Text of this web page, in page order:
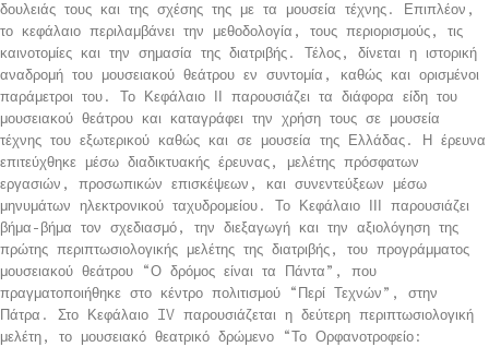
δουλειάς τους και της σχέσης της με τα μουσεία τέχνης. Επιπλέον,
το κεφάλαιο περιλαμβάνει την μεθοδολογία, τους περιορισμούς, τις
καινοτομίες και την σημασία της διατριβής. Τέλος, δίνεται η ιστορική
αναδρομή του μουσειακού θεάτρου εν συντομία, καθώς και ορισμένοι
παράμετροι του. Το Κεφάλαιο ΙΙ παρουσιάζει τα διάφορα είδη του
μουσειακού θεάτρου και καταγράφει την χρήση τους σε μουσεία
τέχνης του εξωτερικού καθώς και σε μουσεία της Ελλάδας. Η έρευνα
επιτεύχθηκε μέσω διαδικτυακής έρευνας, μελέτης πρόσφατων
εργασιών, προσωπικών επισκέψεων, και συνεντεύξεων μέσω
μηνυμάτων ηλεκτρονικού ταχυδρομείου. Το Κεφάλαιο ΙΙΙ παρουσιάζει
βήμα-βήμα τον σχεδιασμό, την διεξαγωγή και την αξιολόγηση της
πρώτης περιπτωσιολογικής μελέτης της διατριβής, του προγράμματος
μουσειακού θεάτρου “Ο δρόμος είναι τα Πάντα”, που
πραγματοποιήθηκε στο κέντρο πολιτισμού “Περί Τεχνών”, στην
Πάτρα. Στο Κεφάλαιο IV παρουσιάζεται η δεύτερη περιπτωσιολογική
μελέτη, το μουσειακό θεατρικό δρώμενο “Το Ορφανοτροφείο: